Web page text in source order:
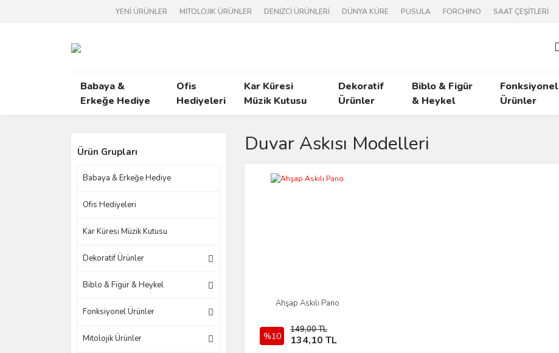
YENİ ÜRÜNLER MİTOLOJİK ÜRÜNLER DENİZCİ ÜRÜNLERİ DÜNYA KÜRE PUSULA FORCHINO SAAT ÇEŞİTLERİ
Babaya &
Erkeğe Hediye
Ofis
Hediyeleri
Kar Küresi
Müzik Kutusu
Dekoratif
Ürünler
Biblo & Figür
& Heykel
Fonksiyonel
Ürünler
Ürün Grupları
Babaya & Erkeğe Hediye
Ofis Hediyeleri
Kar Küresi Müzik Kutusu
Dekoratif Ürünler
Biblo & Figür & Heykel
Fonksiyonel Ürünler
Mitolojik Ürünler
Duvar Askısı Modelleri
Ahşap Askılı Pano
%10
149,00 TL
134,10 TL
İncele
Sepete Ekle